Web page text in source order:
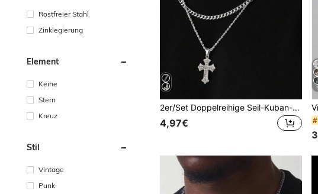
Rostfreier Stahl
Zinklegierung
Element
Keine
Stern
Kreuz
Stil
Vintage
Punk
2er/Set Doppelreihige Seil-Kuban-Kette mit Strass-Kreuzanhänger, Unisex vielseitige Schlüsselbein-Kette
4,97€